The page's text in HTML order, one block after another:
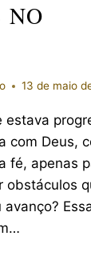
NO
13 de maio
estava
com Deus,
fé, apenas
obstáculos